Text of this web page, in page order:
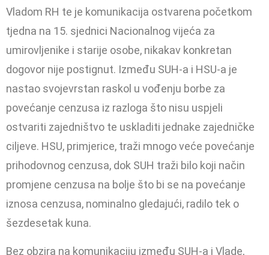
Vladom RH te je komunikacija ostvarena početkom
tjedna na 15. sjednici Nacionalnog vijeća za
umirovljenike i starije osobe, nikakav konkretan
dogovor nije postignut. Između SUH-a i HSU-a je
nastao svojevrstan raskol u vođenju borbe za
povećanje cenzusa iz razloga što nisu uspjeli
ostvariti zajedništvo te uskladiti jednake zajedničke
ciljeve. HSU, primjerice, traži mnogo veće povećanje
prihodovnog cenzusa, dok SUH traži bilo koji način
promjene cenzusa na bolje što bi se na povećanje
iznosa cenzusa, nominalno gledajući, radilo tek o
šezdesetak kuna.
Bez obzira na komunikaciju između SUH-a i Vlade,